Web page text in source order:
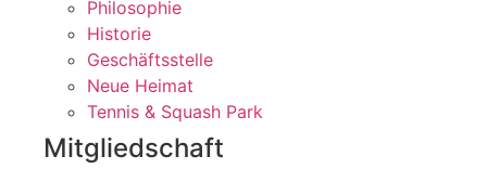
Philosophie
Historie
Geschäftsstelle
Neue Heimat
Tennis & Squash Park
Mitgliedschaft